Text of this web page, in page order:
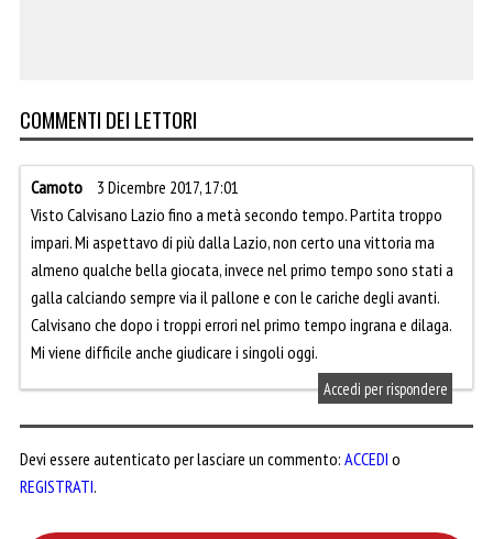
COMMENTI DEI LETTORI
Camoto
3 Dicembre 2017, 17:01
Visto Calvisano Lazio fino a metà secondo tempo. Partita troppo
impari. Mi aspettavo di più dalla Lazio, non certo una vittoria ma
almeno qualche bella giocata, invece nel primo tempo sono stati a
galla calciando sempre via il pallone e con le cariche degli avanti.
Calvisano che dopo i troppi errori nel primo tempo ingrana e dilaga.
Mi viene difficile anche giudicare i singoli oggi.
Accedi per rispondere
Devi essere autenticato per lasciare un commento: ACCEDI o
REGISTRATI.